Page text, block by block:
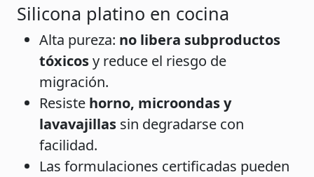
Silicona platino en cocina
Alta pureza: no libera subproductos
tóxicosy reduce el riesgo de
migración.
Resiste horno, microondas y
lavavajillas sin degradarse con
facilidad.
Las formulaciones certificadas pueden